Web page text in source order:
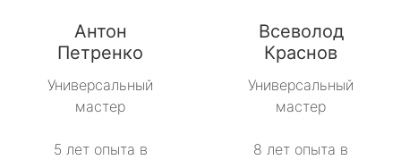
Антон
Петренко
Универсальный
мастер
5 лет опыта в
Всеволод
Краснов
Универсальный
мастер
8 лет опыта в